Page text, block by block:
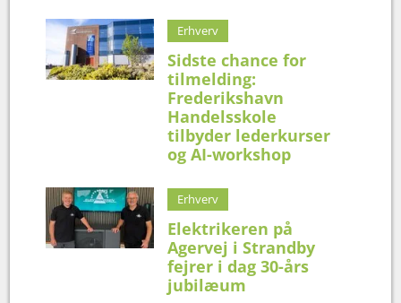
Erhverv
Sidste chance for
tilmelding:
Frederikshavn
Handelsskole
tilbyder lederkurser
og AI-workshop
Erhverv
Elektrikeren på
Agervej i Strandby
fejrer i dag 30-års
jubilæum